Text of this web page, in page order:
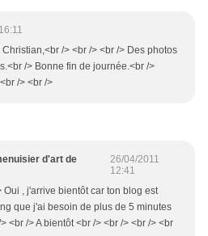
/> <br /> <br /> Des photos
/> Bonne fin de journée.<br />
/> <br />
d'art de
26/04/2011
12:41
Oui , j'arrive bientôt car ton blog est
que j'ai besoin de plus de 5 minutes
<br /> A bientôt <br /> <br /> <br /> <br